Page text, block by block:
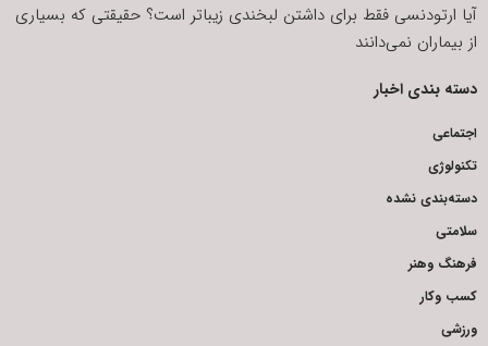
آیا ارتودنسی فقط برای داشتن لبخندی زیباتر است؟ حقیقتی که بسیاری
از بیماران نمی‌دانند
دسته بندی اخبار
اجتماعی
تکنولوژی
دسته‌بندی نشده
سلامتی
فرهنگ وهنر
کسب وکار
ورزشی